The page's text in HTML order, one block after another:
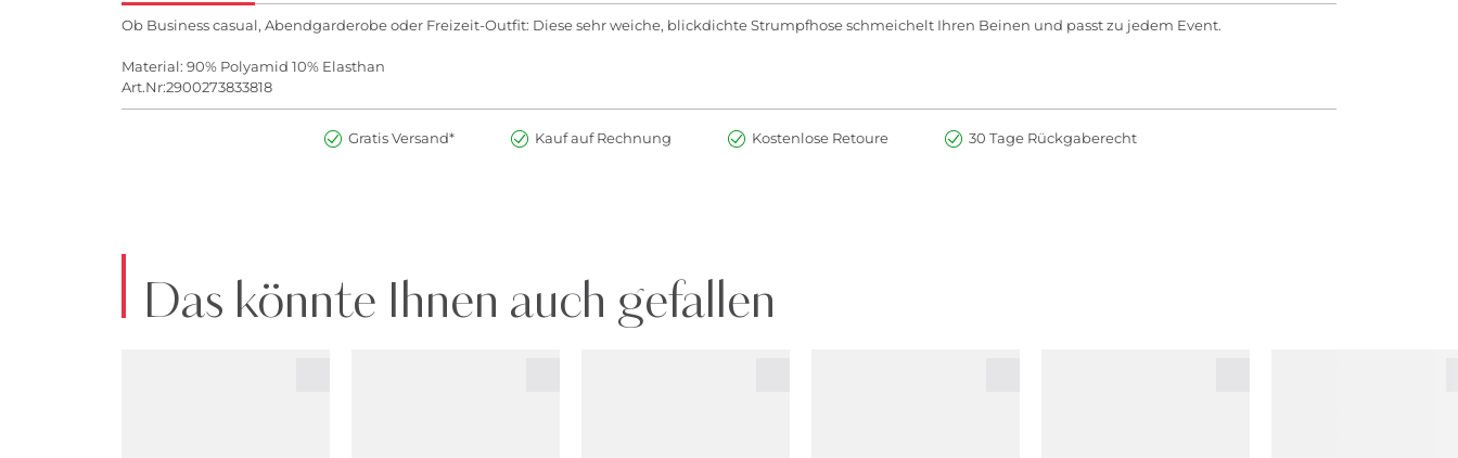
Ob Business casual, Abendgarderobe oder Freizeit-Outfit: Diese sehr weiche, blickdichte Strumpfhose schmeichelt Ihren Beinen und passt zu jedem Event.
Material: 90% Polyamid 10% Elasthan
Art.Nr:2900273833818
Gratis Versand* Kauf auf Rechnung Kostenlose Retoure 30 Tage Rückgaberecht
Das könnte Ihnen auch gefallen